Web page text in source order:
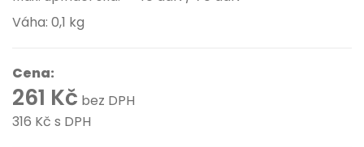
Váha: 0,1 kg
Cena:
261 Kč bez DPH
316 Kč s DPH